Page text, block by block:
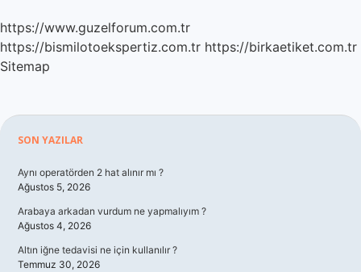
https://www.guzelforum.com.tr
https://bismilotoekspertiz.com.tr https://birkaetiket.com.tr
Sitemap
Sidebar
SON YAZILAR
Aynı operatörden 2 hat alınır mı ?
Ağustos 5, 2026
Arabaya arkadan vurdum ne yapmalıyım ?
Ağustos 4, 2026
Altın iğne tedavisi ne için kullanılır ?
Temmuz 30, 2026